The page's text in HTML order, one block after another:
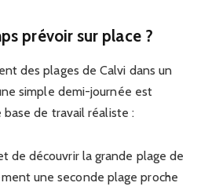
prévoir sur place ?
des plages de Calvi dans un
simple demi-journée est
de travail réaliste :
de découvrir la grande plage de
une seconde plage proche